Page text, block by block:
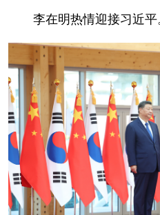
李在明热情迎接习近平